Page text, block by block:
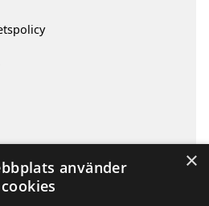
av information
klagomål
×
använder
cookies